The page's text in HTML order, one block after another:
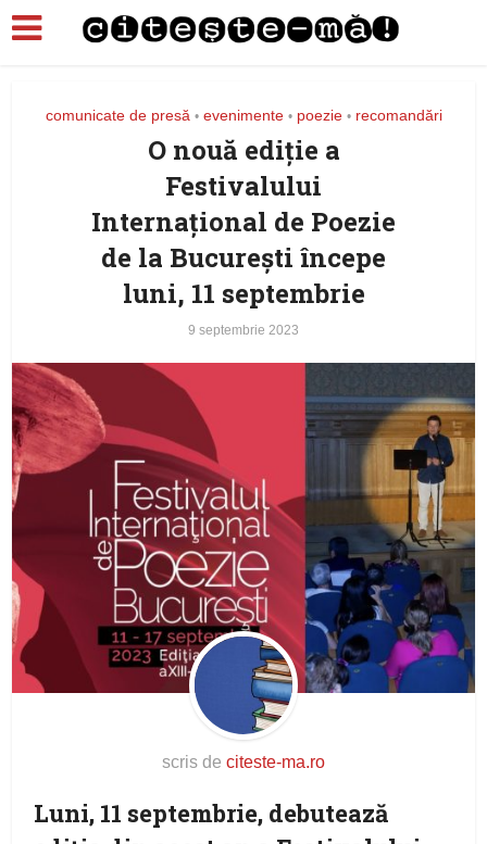
comunicate de presă • evenimente • poezie • recomandări
O nouă ediţie a
Festivalului
Internaţional de Poezie
de la Bucureşti începe
luni, 11 septembrie
9 septembrie 2023
scris de citeste-ma.ro
Luni, 11 septembrie, debutează